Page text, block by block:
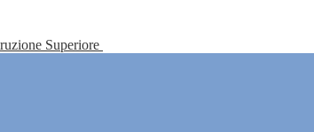
Superiore